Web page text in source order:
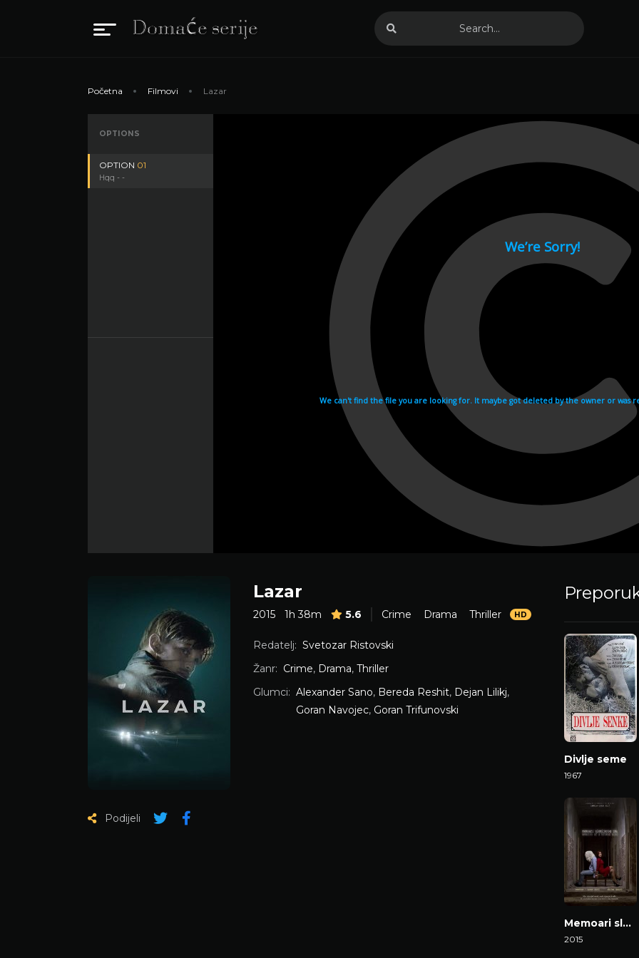
Početna Filmovi Lazar
OPTIONS
OPTION 01
Hqq - -
Lazar
2015 1h 38m 5.6 Crime Drama Thriller HD
Redatelj: Svetozar Ristovski
Žanr: Crime, Drama, Thriller
Glumci: Alexander Sano, Bereda Reshit, Dejan Lilikj,
Goran Navojec, Goran Trifunovski
Podijeli
Divlje seme
1967
Memoari slomljenog uma
2015